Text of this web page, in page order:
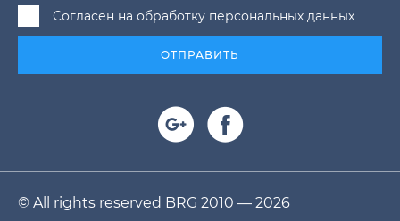
Согласен на обработку персональных данных
ОТПРАВИТЬ
© All rights reserved BRG 2010 — 2026